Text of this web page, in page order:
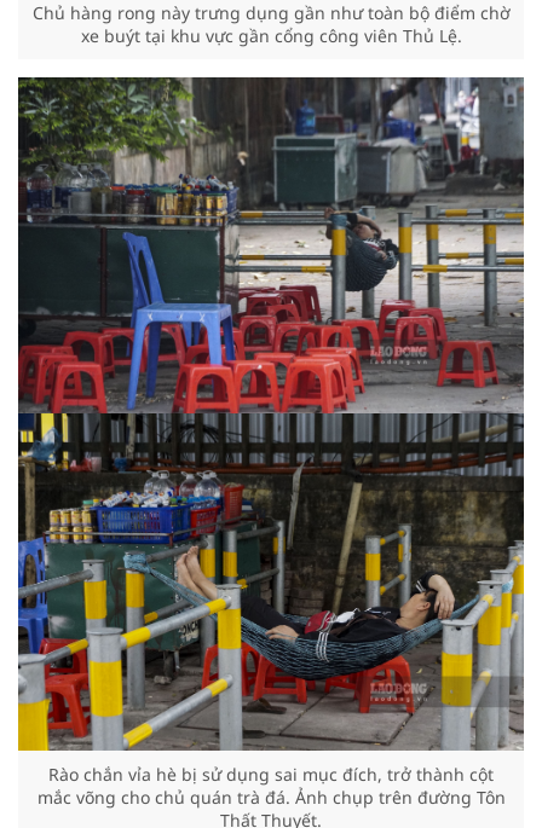
Chủ hàng rong này trưng dụng gần như toàn bộ điểm chờ
xe buýt tại khu vực gần cổng công viên Thủ Lệ.
Rào chắn vỉa hè bị sử dụng sai mục đích, trở thành cột
mắc võng cho chủ quán trà đá. Ảnh chụp trên đường Tôn
Thất Thuyết.